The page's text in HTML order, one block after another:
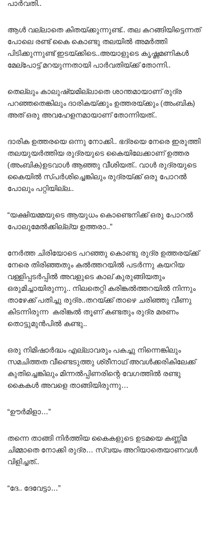
പാർവതി..
ആൾ വല്ലാതെ കിതയ്ക്കുന്നുണ്ട്.. തല കറങ്ങിയിട്ടെന്നത്
പോലെ രണ്ട് കൈ കൊണ്ടു തലയിൽ അമർത്തി
പിടിക്കുന്നുണ്ട് ഇടയ്ക്കിടെ..അയാളുടെ കൃഷ്ണമണികൾ
മേല്പോട്ട് മറയുന്നതായി പാർവതിയ്ക്ക് തോന്നി..
തെല്ലും കാലുഷ്യമില്ലാതെ ശാന്തമായാണ് രുദ്ര
പറഞ്ഞതെങ്കിലും ദാരികയ്ക്കും ഉത്തരയ്ക്കും (അംബിക)
അത് ഒരു അവഹേളനമായാണ് തോന്നിയത്..
ദാരിക ഉത്തരയെ ഒന്നു നോക്കി.. ഭദ്രയെ നേരെ ഇരുത്തി
തലയുയർത്തിയ രുദ്രയുടെ കൈയിലേക്കാണ് ഉത്തര
(അംബിക)ഉടവാൾ ആഞ്ഞു വീശിയത്.. വാൾ രുദ്രയുടെ
കൈയിൽ സ്പർശിച്ചെങ്കിലും രുദ്രയ്ക്ക് ഒരു പോറൽ
പോലും പറ്റിയില്ല..
“യക്ഷിയമ്മയുടെ ആയുധം കൊണ്ടെനിക്ക് ഒരു പോറൽ
പോലുമേൽക്കില്ല്യ ഉത്തരാ..”
നേർത്ത ചിരിയോടെ പറഞ്ഞു കൊണ്ടു രുദ്ര ഉത്തരയ്ക്ക്
നേരെ തിരിഞ്ഞതും കൽത്തറയിൽ പടർന്നു കയറിയ
വള്ളിപ്പടർപ്പിൽ അവളുടെ കാല് കുരുങ്ങിയതും
ഒരുമിച്ചായിരുന്നു.. നിലതെറ്റി കരിങ്കൽത്തറയിൽ നിന്നും
താഴേക്ക് പതിച്ചു രുദ്ര..തറയ്ക്ക് താഴെ ചരിഞ്ഞു വീണു
കിടന്നിരുന്ന കരിങ്കൽ തൂണ് കണ്ടതും രുദ്ര മരണം
തൊട്ടുമുൻപിൽ കണ്ടു..
ഒരു നിമിഷാർദ്ധം എല്ലാവരും പകച്ചു നിന്നെങ്കിലും
സമചിത്തത വീണ്ടെടുത്തു ശ്രീനാഥ്‌ അവൾക്കരികിലേക്ക്
കുതിച്ചെങ്കിലും മിന്നൽപ്പിണരിന്റെ വേഗത്തിൽ രണ്ടു
കൈകൾ അവളെ താങ്ങിയിരുന്നു…
“ഊർമിളാ…”
തന്നെ താങ്ങി നിർത്തിയ കൈകളുടെ ഉടമയെ കണ്ണിമ
ചിമ്മാതെ നോക്കി രുദ്ര… സ്വയം അറിയാതെയാണവൾ
വിളിച്ചത്..
“ദേ.. ദേവേട്ടാ…”